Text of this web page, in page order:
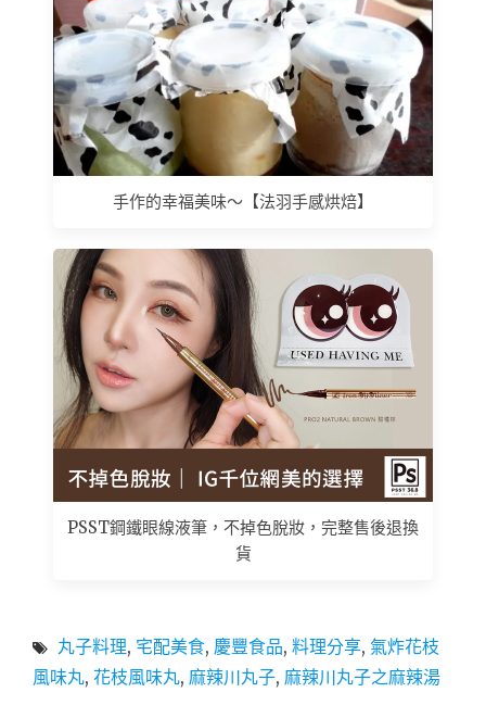
手作的幸福美味～【法羽手感烘焙】
PSST鋼鐵眼線液筆，不掉色脫妝，完整售後退換
貨
丸子料理, 宅配美食, 慶豐食品, 料理分享, 氣炸花枝
風味丸, 花枝風味丸, 麻辣川丸子, 麻辣川丸子之麻辣湯